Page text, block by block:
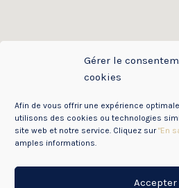
Gérer le
cookies
Afin de vous offrir une expérience
utilisons des cookies ou technologies
site web et notre service. Cliquez sur"En
amples informations.
Accepter